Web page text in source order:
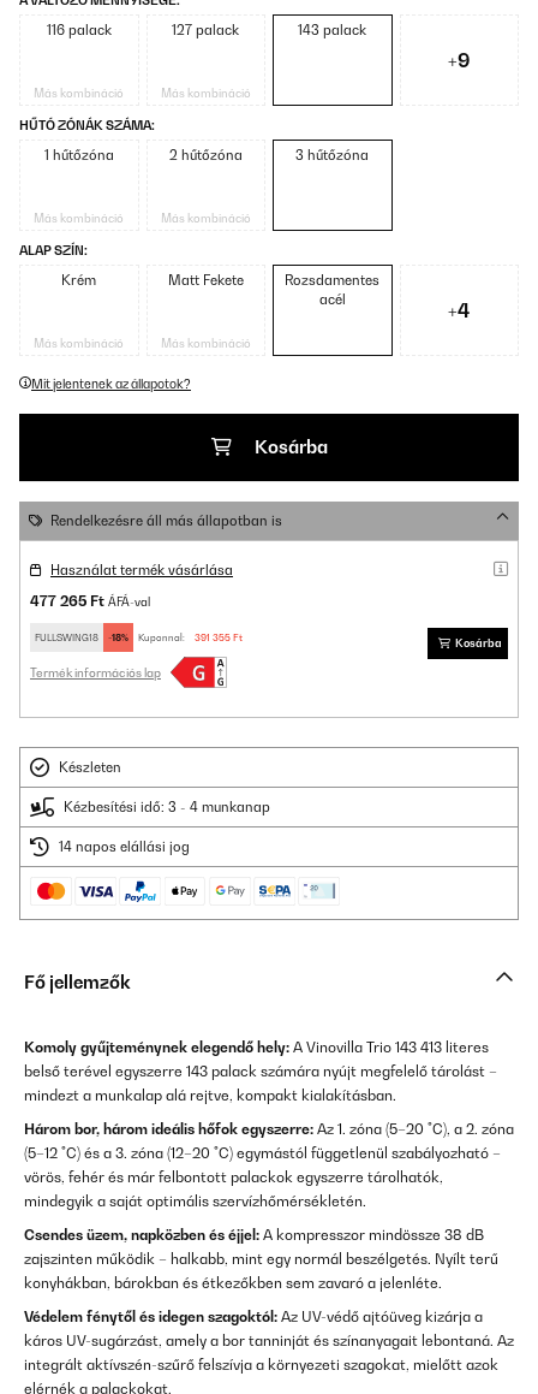
116 palack
Más kombináció
127 palack
Más kombináció
143 palack
+9
HŰTÓ ZÓNÁK SZÁMA:
1 hűtőzóna
Más kombináció
2 hűtőzóna
Más kombináció
3 hűtőzóna
ALAP SZÍN:
Krém
Más kombináció
Matt Fekete
Más kombináció
Rozsdamentes
acél
+4
Mit jelentenek az állapotok?
Kosárba
Rendelkezésre áll más állapotban is
Használat termék vásárlása
477 265 Ft ÁFÁ-val
FULLSWING18 -18% Kuponnal: 391 355 Ft
Termék információs lap
Kosárba
Készleten
Kézbesítési idő: 3 - 4 munkanap
14 napos elállási jog
Fő jellemzők
Komoly gyűjteménynek elegendő hely: A Vinovilla Trio 143 413 literes
belső terével egyszerre 143 palack számára nyújt megfelelő tárolást –
mindezt a munkalap alá rejtve, kompakt kialakításban.
Három bor, három ideális hőfok egyszerre: Az 1. zóna (5–20 °C), a 2. zóna
(5–12 °C) és a 3. zóna (12–20 °C) egymástól függetlenül szabályozható –
vörös, fehér és már felbontott palackok egyszerre tárolhatók,
mindegyik a saját optimális szervízhőmérsékletén.
Csendes üzem, napközben és éjjel: A kompresszor mindössze 38 dB
zajszinten működik – halkabb, mint egy normál beszélgetés. Nyílt terű
konyhákban, bárokban és étkezőkben sem zavaró a jelenléte.
Védelem fénytől és idegen szagoktól: Az UV-védő ajtóüveg kizárja a
káros UV-sugárzást, amely a bor tanninját és színanyagait lebontaná. Az
integrált aktívszén-szűrő felszívja a környezeti szagokat, mielőtt azok
elérnék a palackokat.